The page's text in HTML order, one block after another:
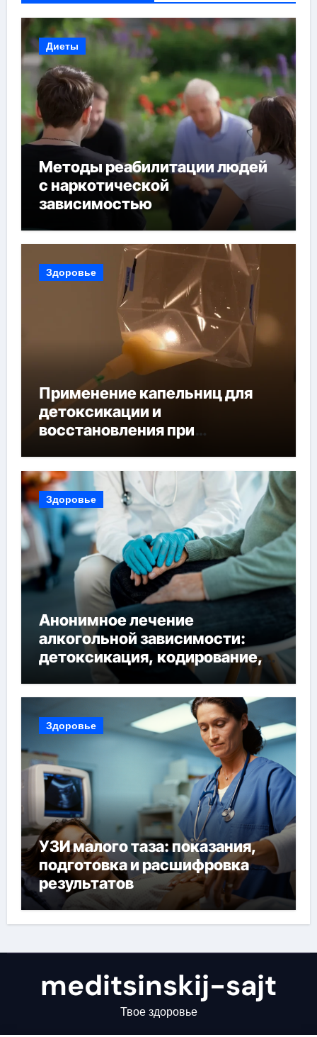
Диеты
Методы реабилитации людей
с наркотической
зависимостью
Здоровье
Применение капельниц для
детоксикации и
восстановления при
Здоровье
Анонимное лечение
алкогольной зависимости:
детоксикация, кодирование,
реабилитация, полный курс и
конфиденциальность
Здоровье
УЗИ малого таза: показания,
подготовка и расшифровка
результатов
meditsinskij-sajt
Твое здоровье